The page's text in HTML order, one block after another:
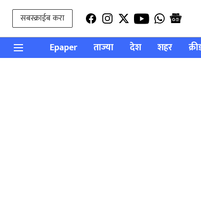
सबस्क्राईब करा
Epaper ताज्या देश शहर